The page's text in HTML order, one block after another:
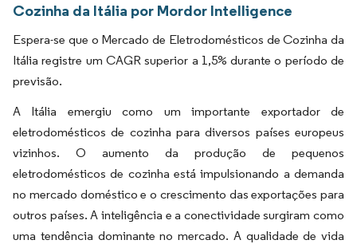
Cozinha da Itália por Mordor Intelligence
Espera-se que o Mercado de Eletrodomésticos de Cozinha da
Itália registre um CAGR superior a 1,5% durante o período de
previsão.
A Itália emergiu como um importante exportador de
eletrodomésticos de cozinha para diversos países europeus
vizinhos. O aumento da produção de pequenos
eletrodomésticos de cozinha está impulsionando a demanda
no mercado doméstico e o crescimento das exportações para
outros países. A inteligência e a conectividade surgiram como
uma tendência dominante no mercado. A qualidade de vida